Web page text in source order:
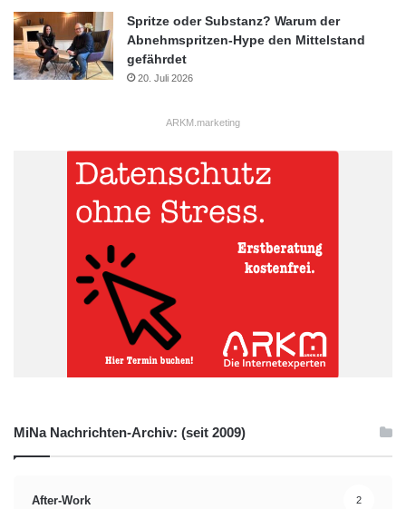
Spritze oder Substanz? Warum der
Abnehmspritzen-Hype den Mittelstand
gefährdet
20. Juli 2026
ARKM.marketing
MiNa Nachrichten-Archiv: (seit 2009)
After-Work 2